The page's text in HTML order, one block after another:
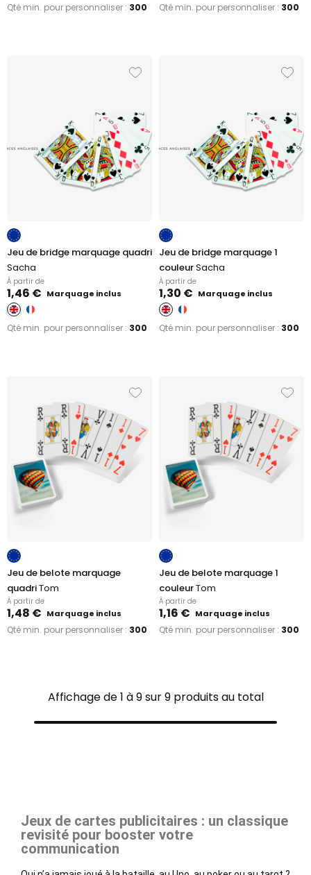
Qté min. pour personnaliser : 300 Qté min. pour personnaliser : 300
Jeu de bridge marquage quadri
Sacha
À partir de
1,46 € Marquage inclus
Qté min. pour personnaliser : 300
Jeu de bridge marquage 1
couleurSacha
À partir de
1,30 € Marquage inclus
Qté min. pour personnaliser : 300
Jeu de belote marquage
quadriTom
À partir de
1,48 € Marquage inclus
Qté min. pour personnaliser : 300
Jeu de belote marquage 1
couleurTom
À partir de
1,16 € Marquage inclus
Qté min. pour personnaliser : 300
Affichage de 1 à 9 sur 9 produits au total
Jeux de cartes publicitaires : un classique
revisité pour booster votre
communication